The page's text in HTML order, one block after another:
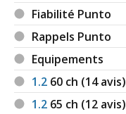
Fiabilité Punto
Rappels Punto
Equipements
1.2 60 ch (14 avis)
1.2 65 ch (12 avis)